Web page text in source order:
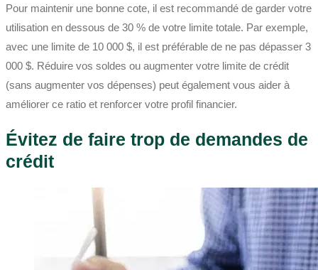
Pour maintenir une bonne cote, il est recommandé de garder votre
utilisation en dessous de 30 % de votre limite totale. Par exemple,
avec une limite de 10 000 $, il est préférable de ne pas dépasser 3
000 $. Réduire vos soldes ou augmenter votre limite de crédit
(sans augmenter vos dépenses) peut également vous aider à
améliorer ce ratio et renforcer votre profil financier.
Évitez de faire trop de demandes de
crédit